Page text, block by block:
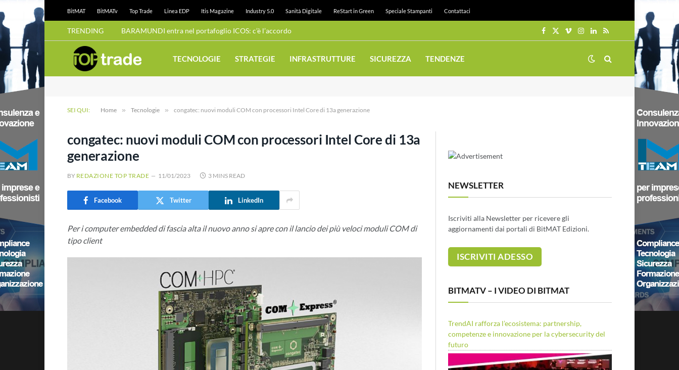
BitMAT BitMATv Top Trade Linea EDP Itis Magazine Industry 5.0 Sanità Digitale ReStart in Green Speciale Stampanti Contattaci
TRENDING BARAMUNDI entra nel portafoglio ICOS: c’è l’accordo
Facebook
X
VimeoInstagram
LinkedIn
RSS
TECNOLOGIE STRATEGIE INFRASTRUTTURE SICUREZZA TENDENZE
SEI QUI: Home » Tecnologie » congatec: nuovi moduli COM con processori Intel Core di 13a generazione
congatec: nuovi moduli COM con processori Intel Core di 13a
generazione
BY REDAZIONE TOP TRADE 11/01/2023 3 MINS READ
Facebook Twitter LinkedIn
Per i computer embedded di fascia alta il nuovo anno si apre con il lancio dei più veloci moduli COM di
tipo client
NEWSLETTER
Iscriviti alla Newsletter per ricevere gli
aggiornamenti dai portali di BitMAT Edizioni.
BITMATV – I VIDEO DI BITMAT
TrendAI rafforza l’ecosistema: partnership,
competenze e innovazione per la cybersecurity del
futuro